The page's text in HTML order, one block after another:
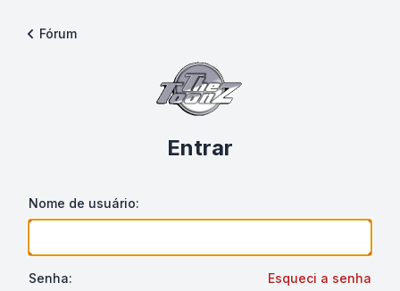
Fórum
Entrar
Nome de usuário:
Senha: Esqueci a senha